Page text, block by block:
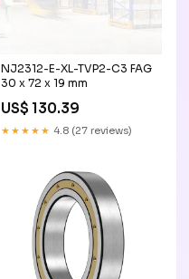
NJ2312-E-XL-TVP2-C3 FAG
30 x 72 x 19 mm
US$ 130.39
★★★★★ 4.8 (27 reviews)